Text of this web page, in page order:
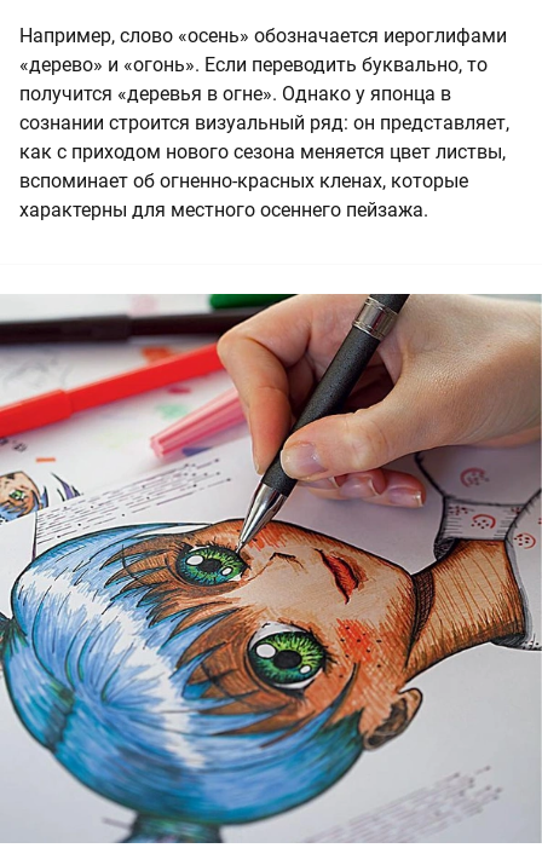
Например, слово «осень» обозначается иероглифами
«дерево» и «огонь». Если переводить буквально, то
получится «деревья в огне». Однако у японца в
сознании строится визуальный ряд: он представляет,
как с приходом нового сезона меняется цвет листвы,
вспоминает об огненно-красных кленах, которые
характерны для местного осеннего пейзажа.